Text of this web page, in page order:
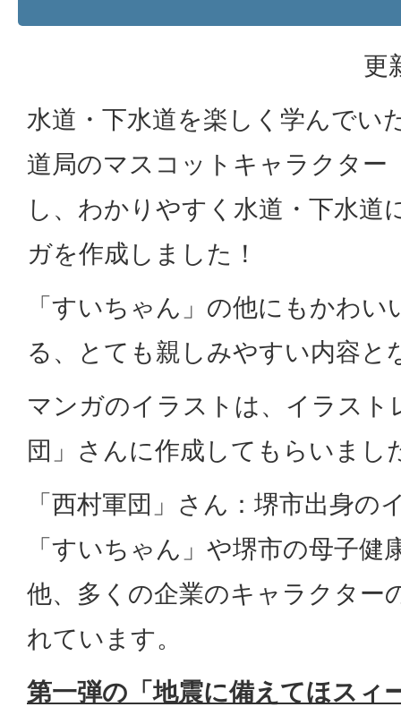
更
水道・下水道を楽しく学んでい
道局のマスコットキャラクター
し、わかりやすく水道・下水道
ガを作成しました！
「すいちゃん」の他にもかわ
る、とても親しみやすい内容と
マンガのイラストは、イラスト
団」さんに作成してもらいまし
「西村軍団」さん：堺市出身の
「すいちゃん」や堺市の母子健
他、多くの企業のキャラクター
れています。
第一弾の「地震に備えてほスィ